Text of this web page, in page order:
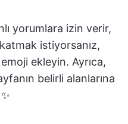
yorumlara izin verir,
istiyorsanız,
ekleyin. Ayrıca,
belirli alanlarına